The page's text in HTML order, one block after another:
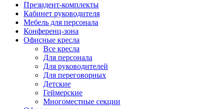
Президент-комплекты
Кабинет руководителя
Мебель для персонала
Конференц-зона
Офисные кресла
Все кресла
Для персонала
Для руководителей
Для переговорных
Детские
Геймерские
Многоместные секции